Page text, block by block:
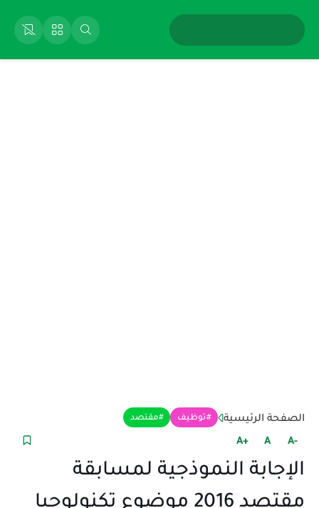
الصفحة الرئيسية توظيف مقتصد
+A A -A
الإجابة النموذجية لمسابقة
مقتصد 2016 موضوع تكنولوجيا